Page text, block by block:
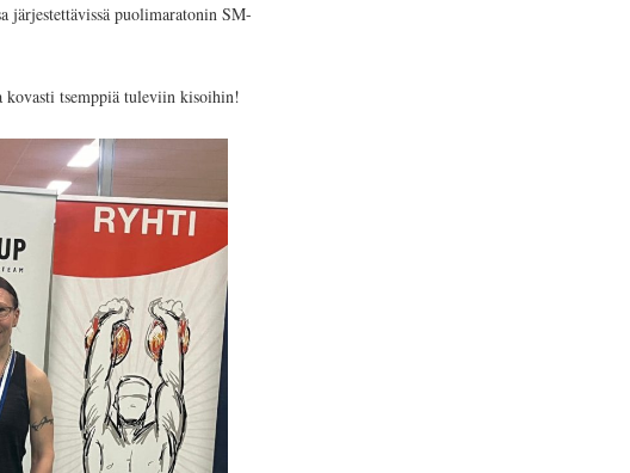
järjestettävissä puolimaratonin SM-
tsemppiä tuleviin kisoihin!